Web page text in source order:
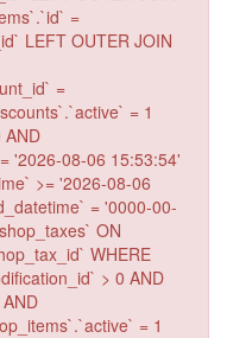
=
LEFT OUTER JOIN
=
= 1
AND
'2026-08-06 15:53:54'
>= '2026-08-06
= '0000-00-
ON
WHERE
> 0 AND
= 1